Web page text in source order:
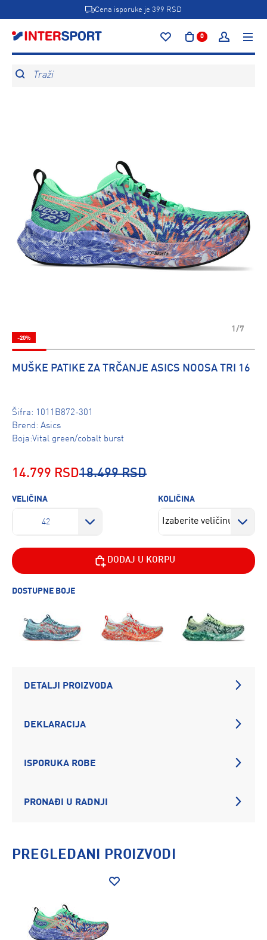
Cena isporuke je 399 RSD
0
Traži
1/7
-20%
MUŠKE PATIKE ZA TRČANJE ASICS NOOSA TRI 16
Šifra: 1011B872-301
Brend: Asics
Boja:Vital green/cobalt burst
14.799 RSD18.499 RSD
VELIČINA
42
KOLIČINA
DODAJ U KORPU
DOSTUPNE BOJE
DETALJI PROIZVODA
DEKLARACIJA
ISPORUKA ROBE
PRONAĐI U RADNJI
PREGLEDANI PROIZVODI